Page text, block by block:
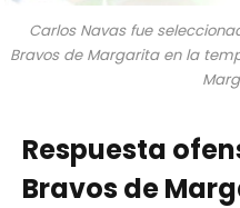
Carlos Navas fue
Bravos de Margarita en la
Respuesta
Bravos de